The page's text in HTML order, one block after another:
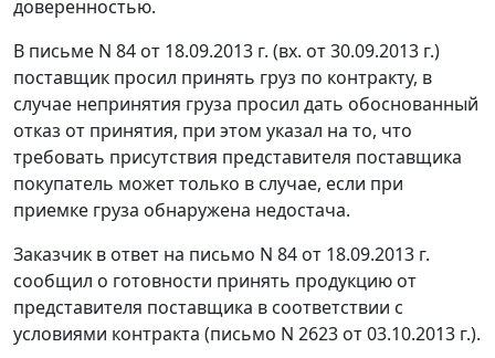
доверенностью.
В письме N 84 от 18.09.2013 г. (вх. от 30.09.2013 г.)
поставщик просил принять груз по контракту, в
случае непринятия груза просил дать обоснованный
отказ от принятия, при этом указал на то, что
требовать присутствия представителя поставщика
покупатель может только в случае, если при
приемке груза обнаружена недостача.
Заказчик в ответ на письмо N 84 от 18.09.2013 г.
сообщил о готовности принять продукцию от
представителя поставщика в соответствии с
условиями контракта (письмо N 2623 от 03.10.2013 г.).